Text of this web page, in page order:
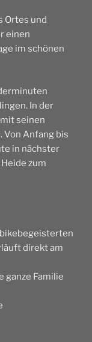
Ortes und
einen
im schönen
In der
seinen
Von Anfang bis
in nächster
zum
direkt am
ganze Familie